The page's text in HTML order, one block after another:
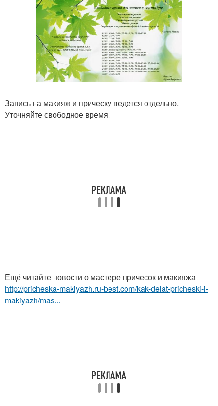
Запись на макияж и прическу ведется отдельно.
Уточняйте свободное время.
Ещё читайте новости о мастере причесок и макияжа
http://pricheska-makiyazh.ru-best.com/kak-delat-pricheski-i-
makiyazh/mas...